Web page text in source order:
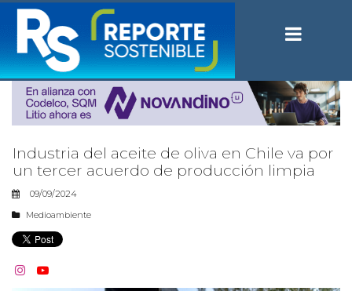
Industria del aceite de oliva en Chile va por
un tercer acuerdo de producción limpia
09/09/2024
Medioambiente
 